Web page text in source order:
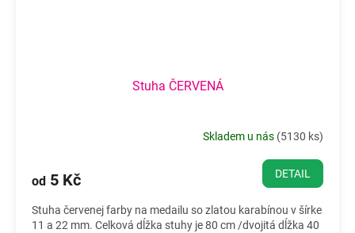
Stuha ČERVENÁ
Skladem u nás (5130 ks)
od 5 Kč DETAIL
Stuha červenej farby na medailu so zlatou karabínou v šírke
11 a 22 mm. Celková dĺžka stuhy je 80 cm /dvojitá dĺžka 40